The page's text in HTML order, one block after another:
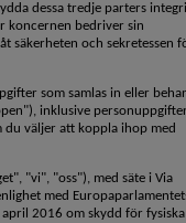
dessa tredje parters
koncernen bedriver sin
säkerheten och sekretessen
som samlas in eller
inklusive
du väljer att koppla ihop med
"vi", "oss"), med säte i Via
med
2016 om skydd för fysiska